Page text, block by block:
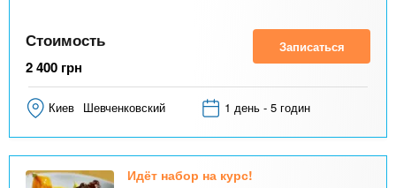
Стоимость
2 400 грн
Записаться
Киев Шевченковский 1 день - 5 годин
Идёт набор на курс!